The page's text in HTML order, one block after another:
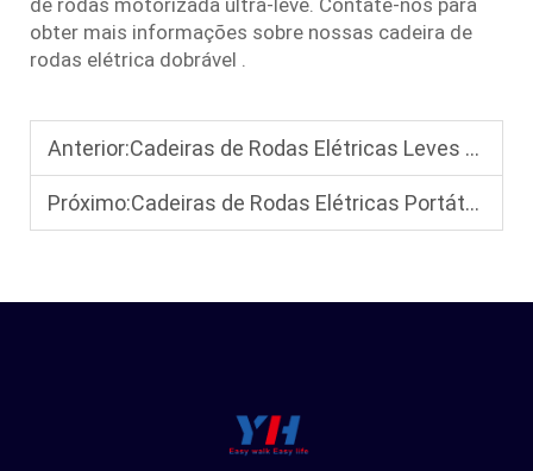
obter mais informações sobre nossas cadeira de
rodas elétrica dobrável
Anterior:Cadeiras de Rodas Elétricas Leves para Espaços Pequenos: Facilmente Manobráveis em Apartamentos e Corredores Estreitos
Próximo:Cadeiras de Rodas Elétricas Portáteis: Uma Solução de Viagem para Viajantes